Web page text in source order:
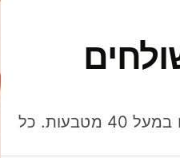
חסכו כסף כשאתo שולחים, מוציאים ומקבלים תשלום במעל 40 מטבעות. כל